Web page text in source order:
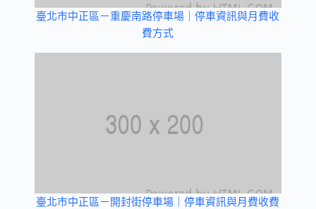
臺北市中正區－重慶南路停車場｜停車資訊與月費收
費方式
臺北市中正區－開封街停車場｜停車資訊與月費收費